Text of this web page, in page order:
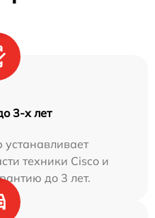
3-х лет
техники Cisco и
до 3 лет.